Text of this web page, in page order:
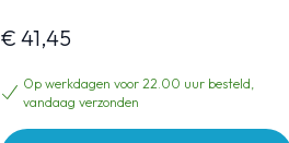
€ 41,45
Op werkdagen voor 22.00 uur besteld,
vandaag verzonden